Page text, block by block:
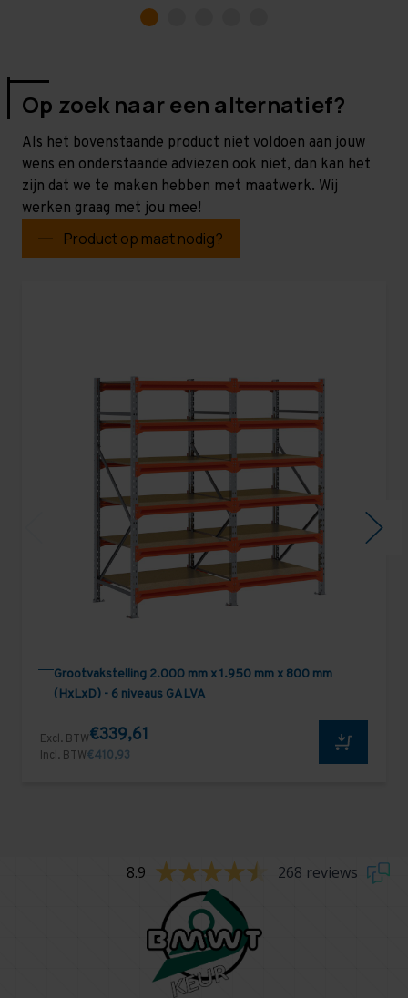
Op zoek naar een alternatief?
Als het bovenstaande product niet voldoen aan jouw
wens en onderstaande adviezen ook niet, dan kan het
zijn dat we te maken hebben met maatwerk. Wij
werken graag met jou mee!
Product op maat nodig?
Grootvakstelling 2.000 mm x 1.950 mm x 800 mm
(HxLxD) - 6 niveaus GALVA
Excl. BTW€339,61
Incl. BTW€410,93
8.9 268 reviews